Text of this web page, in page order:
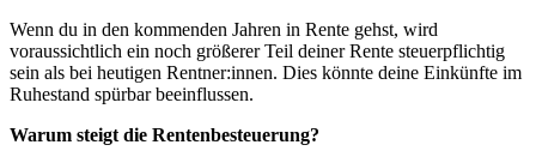
Wenn du in den kommenden Jahren in Rente gehst, wird
voraussichtlich ein noch größerer Teil deiner Rente steuerpflichtig
sein als bei heutigen Rentner:innen. Dies könnte deine Einkünfte im
Ruhestand spürbar beeinflussen.
Warum steigt die Rentenbesteuerung?